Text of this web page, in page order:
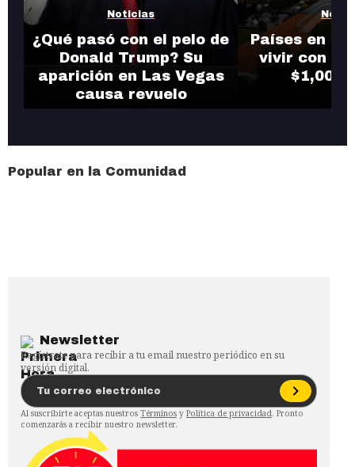
Noticias
¿Qué pasó con el pelo de
Donald Trump? Su
aparición en Las Vegas
causa revuelo
Países en
vivir con
$1,000
Popular en la Comunidad
Newsletter
Regístrate para recibir a tu email nuestro periódico en su
versión digital.
Al suscribirte aceptas nuestros Términos y Política de privacidad. Pronto
comenzarás a recibir nuestro newsletter.